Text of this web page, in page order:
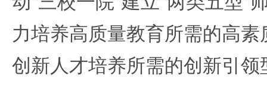
力培养高质量教育所需的高
创新人才培养所需的创新引